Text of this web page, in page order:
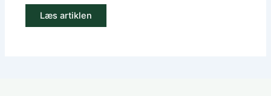
Læs artiklen